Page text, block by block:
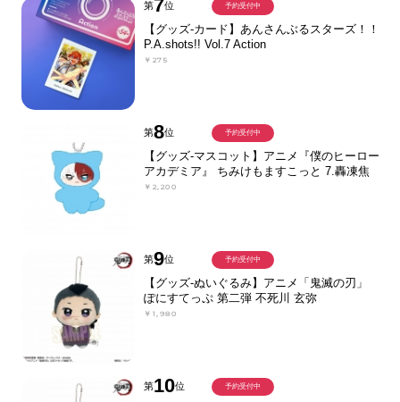
第7位
【グッズ-カード】あんさんぶるスターズ！！
P.A.shots!! Vol.7 Action
￥275
予約受付中
第8位
【グッズ-マスコット】アニメ『僕のヒーロー
アカデミア』 ちみけもますこっと 7.轟凍焦
￥2,200
予約受付中
第9位
【グッズ-ぬいぐるみ】アニメ「鬼滅の刃」
ぽにすてっぷ 第二弾 不死川 玄弥
￥1,980
予約受付中
第10位 予約受付中